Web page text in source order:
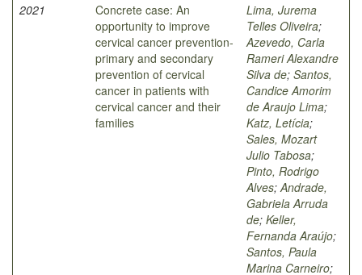
2021
Concrete case: An
opportunity to improve
cervical cancer prevention-
primary and secondary
prevention of cervical
cancer in patients with
cervical cancer and their
families
Lima, Jurema
Telles Oliveira;
Azevedo, Carla
Rameri Alexandre
Silva de; Santos,
Candice Amorim
de Araujo Lima;
Katz, Letícia;
Sales, Mozart
Julio Tabosa;
Pinto, Rodrigo
Alves; Andrade,
Gabriela Arruda
de; Keller,
Fernanda Araújo;
Santos, Paula
Marina Carneiro;